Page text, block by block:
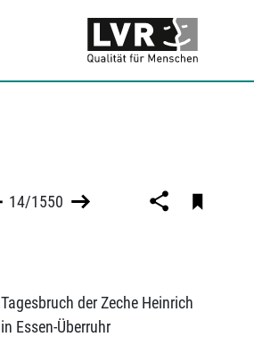
14/1550
Tagesbruch der Zeche Heinrich
in Essen-Überruhr